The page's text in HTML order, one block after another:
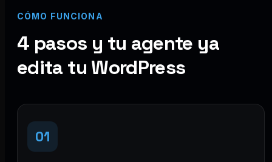
CÓMO FUNCIONA
4 pasos y tu agente ya
edita tu WordPress
01